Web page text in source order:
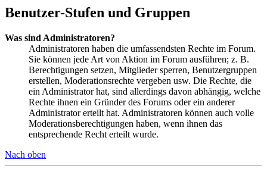
Benutzer-Stufen und Gruppen
Was sind Administratoren?
Administratoren haben die umfassendsten Rechte im Forum.
Sie können jede Art von Aktion im Forum ausführen; z. B.
Berechtigungen setzen, Mitglieder sperren, Benutzergruppen
erstellen, Moderationsrechte vergeben usw. Die Rechte, die
ein Administrator hat, sind allerdings davon abhängig, welche
Rechte ihnen ein Gründer des Forums oder ein anderer
Administrator erteilt hat. Administratoren können auch volle
Moderationsberechtigungen haben, wenn ihnen das
entsprechende Recht erteilt wurde.
Nach oben